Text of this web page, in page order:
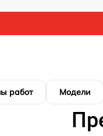
работ Модели